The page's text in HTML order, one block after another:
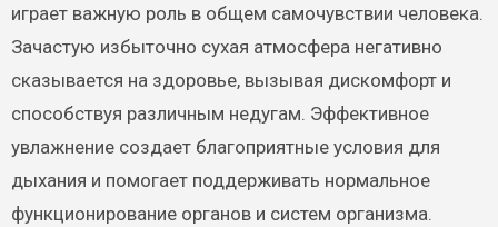
играет важную роль в общем самочувствии человека.
Зачастую избыточно сухая атмосфера негативно
сказывается на здоровье, вызывая дискомфорт и
способствуя различным недугам. Эффективное
увлажнение создает благоприятные условия для
дыхания и помогает поддерживать нормальное
функционирование органов и систем организма.